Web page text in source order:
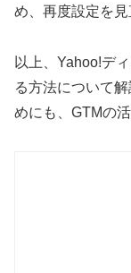
め、再度設定を見
以上、Yahoo!デ
る方法について
めにも、GTMの